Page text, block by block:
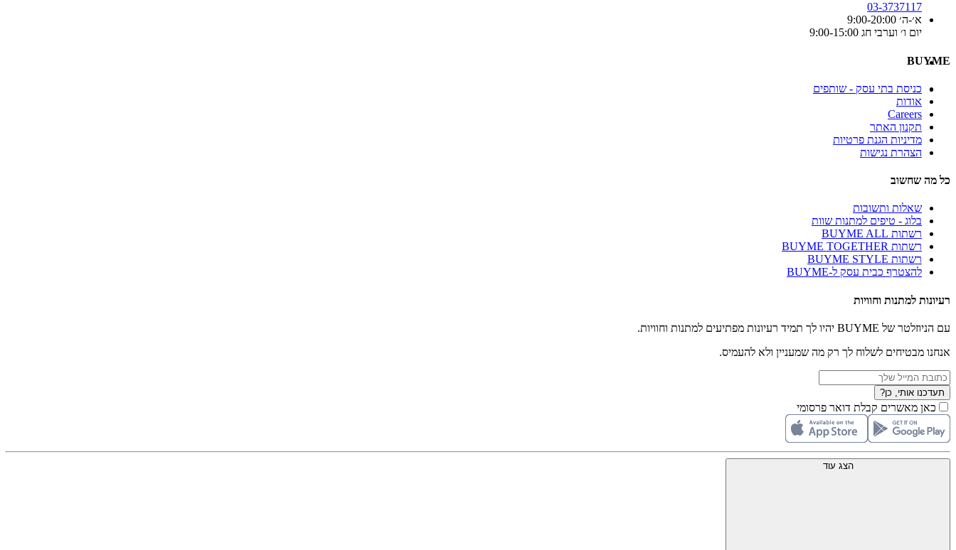
03-3737117
א׳-ה׳ 9:00-20:00
יום ו׳ וערבי חג 9:00-15:00
BUYME
כניסת בתי עסק - שותפים
אודות
Careers
תקנון האתר
מדיניות הגנת פרטיות
הצהרת נגישות
כל מה שחשוב
שאלות ותשובות
בלוג - טיפים למתנות שוות
רשתות BUYME ALL
רשתות BUYME TOGETHER
רשתות BUYME STYLE
להצטרף כבית עסק ל-BUYME
רעיונות למתנות וחוויות
עם הניוזלטר של BUYME יהיו לך תמיד רעיונות מפתיעים למתנות וחוויות.
אנחנו מבטיחים לשלוח לך רק מה שמעניין ולא להעמיס.
תעדכנו אותי, כן?
כאן מאשרים קבלת דואר פרסומי
הצג עוד